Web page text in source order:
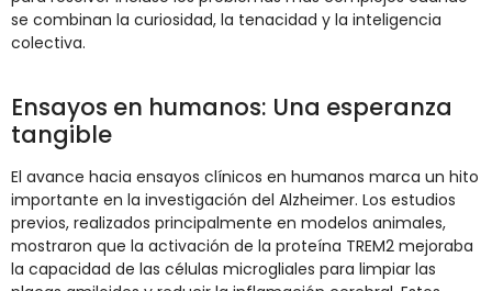
se combinan la curiosidad, la tenacidad y la inteligencia
colectiva.
Ensayos en humanos: Una esperanza
tangible
El avance hacia ensayos clínicos en humanos marca un hito
importante en la investigación del Alzheimer. Los estudios
previos, realizados principalmente en modelos animales,
mostraron que la activación de la proteína TREM2 mejoraba
la capacidad de las células microgliales para limpiar las